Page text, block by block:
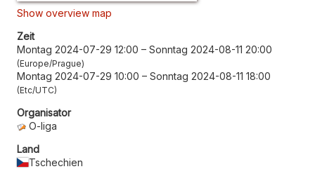
Show overview map
Zeit
Montag 2024-07-29 12:00 – Sonntag 2024-08-11 20:00
Europe/Prague
Montag 2024-07-29 10:00 – Sonntag 2024-08-11 18:00
Etc/UTC
Organisator
O-liga
Land
Tschechien